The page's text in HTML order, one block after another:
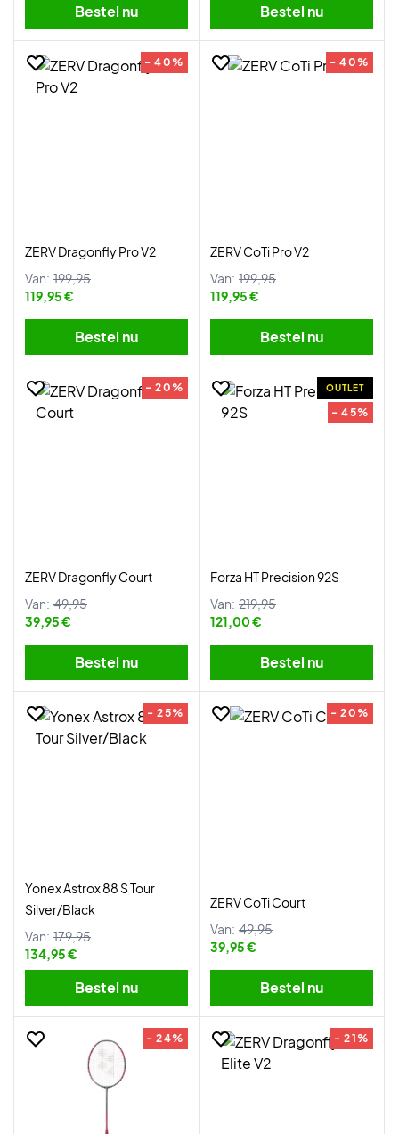
Bestel nu Bestel nu
- 40%
ZERV Dragonfly Pro V2
Van: 199,95
119,95 €
Bestel nu
- 40%
ZERV CoTi Pro V2
Van: 199,95
119,95 €
Bestel nu
- 20%
ZERV Dragonfly Court
Van: 49,95
39,95 €
Bestel nu
OUTLET
- 45%
Forza HT Precision 92S
Van: 219,95
121,00 €
Bestel nu
- 25%
Yonex Astrox 88 S Tour
Silver/Black
Van: 179,95
134,95 €
Bestel nu
- 20%
ZERV CoTi Court
Van: 49,95
39,95 €
Bestel nu
- 24% - 21%